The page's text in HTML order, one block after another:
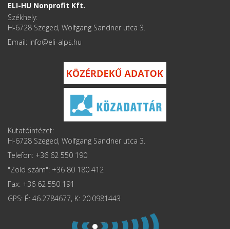
ELI-HU Nonprofit Kft.
Székhely:
H-6728 Szeged, Wolfgang Sandner utca 3.
Email: info
Kutatóintézet:
H-6728 Szeged, Wolfgang Sandner utca 3.
Telefon: +36 62 550 190
"Zöld szám": +36 80 180 412
Fax: +36 62 550 191
GPS: É: 46.2784677, K: 20.0981443